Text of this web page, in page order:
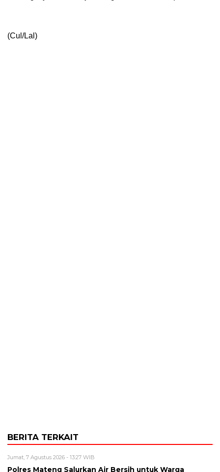
(Cul/Lal)
BERITA TERKAIT
Jumat, 7 Agustus 2026 - 13:27 WIB
Polres Mateng Salurkan Air Bersih untuk Warga